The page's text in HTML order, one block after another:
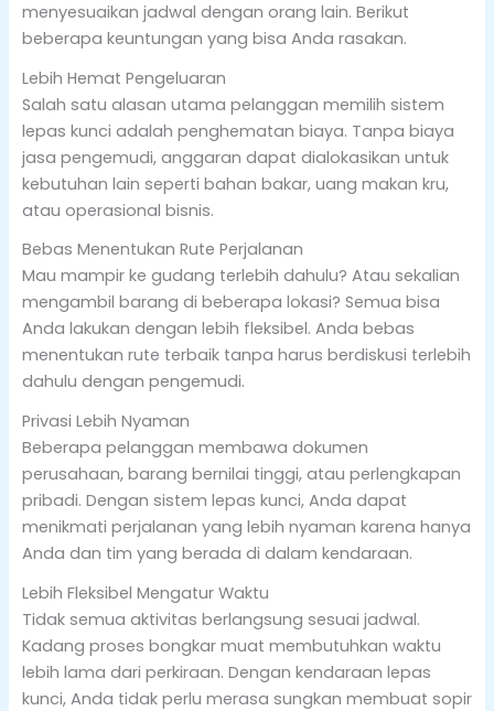
menyesuaikan jadwal dengan orang lain. Berikut
beberapa keuntungan yang bisa Anda rasakan.
Lebih Hemat Pengeluaran
Salah satu alasan utama pelanggan memilih sistem
lepas kunci adalah penghematan biaya. Tanpa biaya
jasa pengemudi, anggaran dapat dialokasikan untuk
kebutuhan lain seperti bahan bakar, uang makan kru,
atau operasional bisnis.
Bebas Menentukan Rute Perjalanan
Mau mampir ke gudang terlebih dahulu? Atau sekalian
mengambil barang di beberapa lokasi? Semua bisa
Anda lakukan dengan lebih fleksibel. Anda bebas
menentukan rute terbaik tanpa harus berdiskusi terlebih
dahulu dengan pengemudi.
Privasi Lebih Nyaman
Beberapa pelanggan membawa dokumen
perusahaan, barang bernilai tinggi, atau perlengkapan
pribadi. Dengan sistem lepas kunci, Anda dapat
menikmati perjalanan yang lebih nyaman karena hanya
Anda dan tim yang berada di dalam kendaraan.
Lebih Fleksibel Mengatur Waktu
Tidak semua aktivitas berlangsung sesuai jadwal.
Kadang proses bongkar muat membutuhkan waktu
lebih lama dari perkiraan. Dengan kendaraan lepas
kunci, Anda tidak perlu merasa sungkan membuat sopir